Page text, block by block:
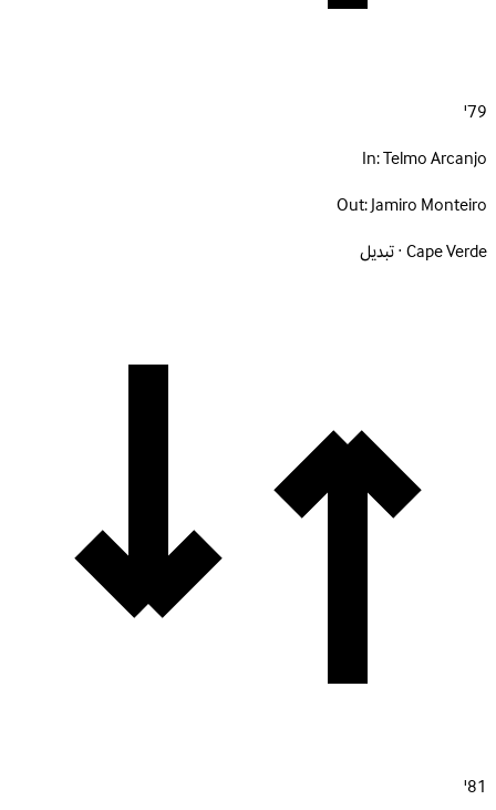
79'
In:Telmo Arcanjo
Out:Jamiro Monteiro
Cape Verde · تبديل
81'